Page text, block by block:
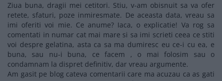
Ziua buna, dragii mei cetitori. Stiu, v-am obisnuit sa va ofer
retete, sfaturi, poze inmiresmate. De aceasta data, vreau sa
imi oferiti voi mie. Ce anume? Iaca, o explicatie! Va rog sa
comentati in numar cat mai mare si sa imi scrieti ceea ce stiti
voi despre gelatina, asta ca sa ma dumiresc eu ce-i cu ea, e
buna, sau nu-i buna, ce facem , o mai folosim sau o
condamnam la dispret definitiv, dar vreau argumente.
Am gasit pe blog cateva comentarii care ma acuzau ca as gati